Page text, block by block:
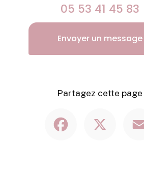
05 53 41 45 83
Envoyer un message
Partagez cette page